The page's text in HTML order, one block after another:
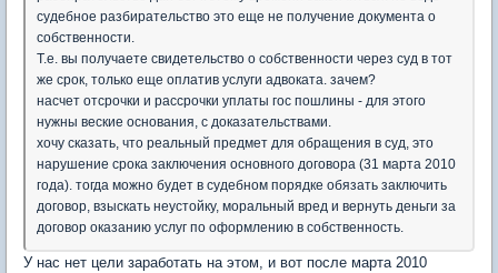
судебное разбирательство это еще не получение документа о
собственности.
Т.е. вы получаете свидетельство о собственности через суд в тот
же срок, только еще оплатив услуги адвоката. зачем?
насчет отсрочки и рассрочки уплаты гос пошлины - для этого
нужны веские основания, с доказательствами.
хочу сказать, что реальный предмет для обращения в суд, это
нарушение срока заключения основного договора (31 марта 2010
года). тогда можно будет в судебном порядке обязать заключить
договор, взыскать неустойку, моральный вред и вернуть деньги за
договор оказанию услуг по оформлению в собственность.
У нас нет цели заработать на этом, и вот после марта 2010